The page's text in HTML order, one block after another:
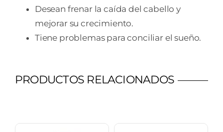
Desean frenar la caída del cabello y
mejorar su crecimiento.
Tiene problemas para conciliar el sueño.
PRODUCTOS RELACIONADOS